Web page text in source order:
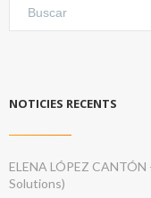
NOTICIES RECENTS
ELENA LÓPEZ
Solutions)